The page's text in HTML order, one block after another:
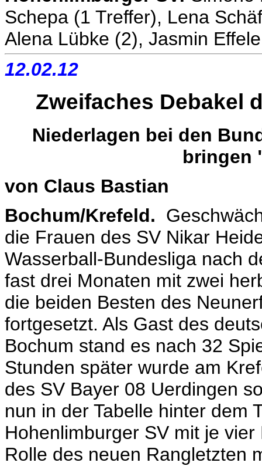
Schepa (1 Treffer), Lena
Alena Lübke (2), Jasmin
12.02.12
Zweifaches Debakel
Niederlagen bei den
bringen
von Claus Bastian
Bochum/Krefeld.
die Frauen des SV Nikar
Wasserball-Bundesliga nach
fast drei Monaten mit zwei
die beiden Besten des
fortgesetzt. Als Gast des
Bochum stand es nach 32
Stunden später wurde am
des SV Bayer 08 Uerdingen
nun in der Tabelle hinter dem
Hohenlimburger SV mit je
Rolle des neuen Rangletzten